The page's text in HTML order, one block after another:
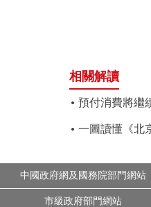
參
走進北京
北
相關解讀
預付消費將繼
一圖讀懂《北
中國政府網及國務院部門網站
市級政府部門網站